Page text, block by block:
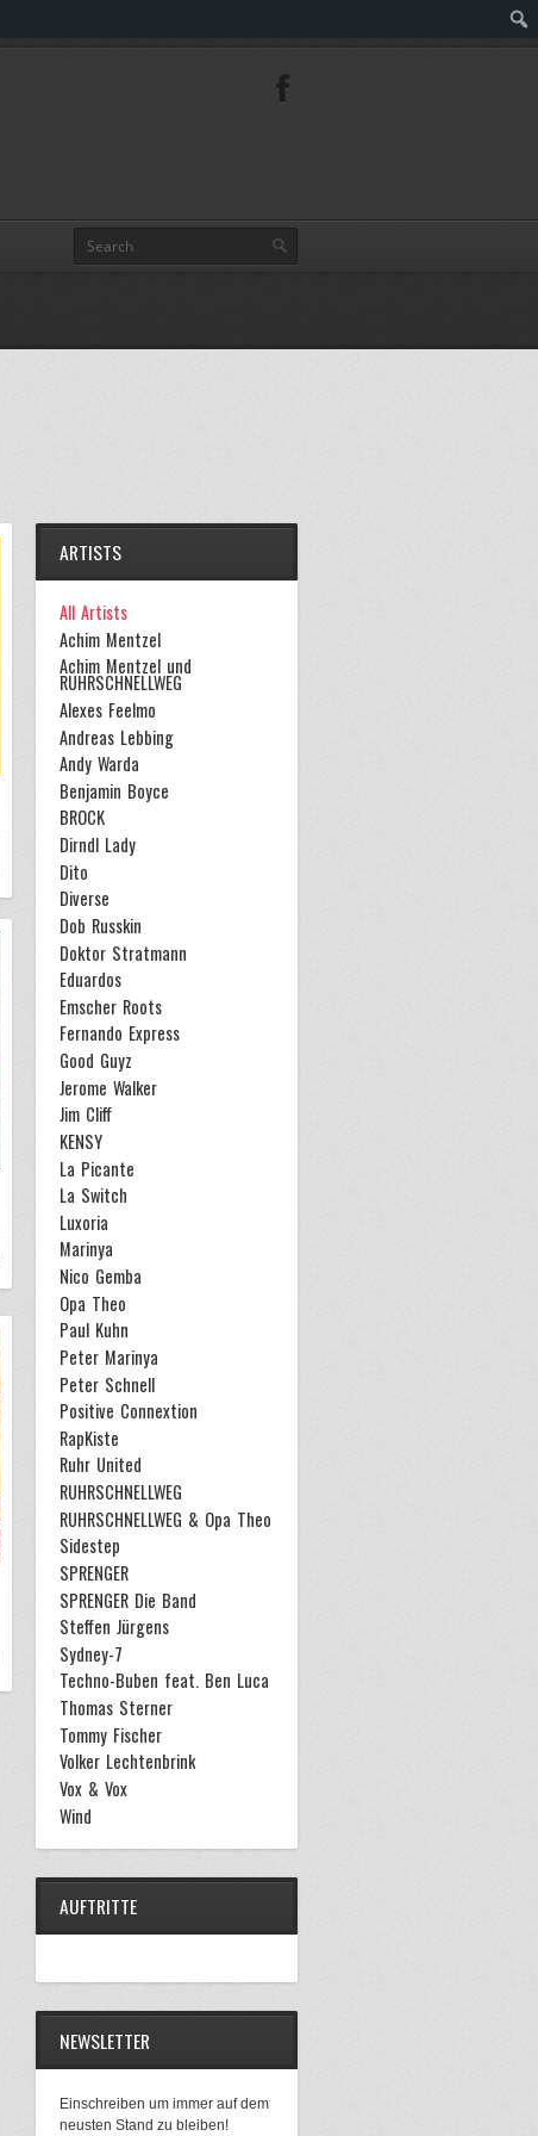
ARTISTS
All Artists
Achim Mentzel
Achim Mentzel und
RUHRSCHNELLWEG
Alexes Feelmo
Andreas Lebbing
Andy Warda
Benjamin Boyce
BROCK
Dirndl Lady
Dito
Diverse
Dob Russkin
Doktor Stratmann
Eduardos
Emscher Roots
Fernando Express
Good Guyz
Jerome Walker
Jim Cliff
KENSY
La Picante
La Switch
Luxoria
Marinya
Nico Gemba
Opa Theo
Paul Kuhn
Peter Marinya
Peter Schnell
Positive Connextion
RapKiste
Ruhr United
RUHRSCHNELLWEG
RUHRSCHNELLWEG & Opa Theo
Sidestep
SPRENGER
SPRENGER Die Band
Steffen Jürgens
Sydney-7
Techno-Buben feat. Ben Luca
Thomas Sterner
Tommy Fischer
Volker Lechtenbrink
Vox & Vox
Wind
AUFTRITTE
NEWSLETTER
Einschreiben um immer auf dem
neusten Stand zu bleiben!